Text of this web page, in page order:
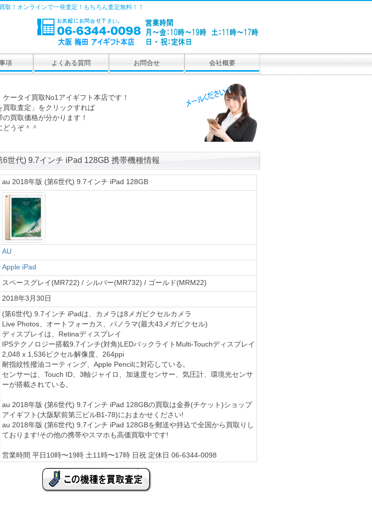
！オンラインで一発査定！もちろん査定無料！！
項 よくある質問 お問合せ 会社概要
ータイ買取No1アイギフト本店です！
取査定」をクリックすれば
買取価格が分かります！
うぞ＾＾
6世代) 9.7インチ iPad 128GB 携帯機種情報
au 2018年版 (第6世代) 9.7インチ iPad 128GB
AU
Apple iPad
スペースグレイ(MR722) / シルバー(MR732) / ゴールド(MRM22)
2018年3月30日
(第6世代) 9.7インチ iPadは、カメラは8メガピクセルカメラ
Live Photos、オートフォーカス、パノラマ(最大43メガピクセル)
ディスプレイは、Retinaディスプレイ
IPSテクノロジー搭載9.7インチ(対角)LEDバックライトMulti-Touchディスプレイ
2,048 x 1,536ピクセル解像度、264ppi
耐指紋性撥油コーティング、Apple Pencilに対応している。
センサーは、Touch ID、3軸ジャイロ、加速度センサー、気圧計、環境光センサ
ーが搭載されている。
au 2018年版 (第6世代) 9.7インチ iPad 128GBの買取は金券(チケット)ショップ
アイギフト(大阪駅前第三ビルB1-78)におまかせください!
au 2018年版 (第6世代) 9.7インチ iPad 128GBを郵送や持込で全国から買取りし
ております!その他の携帯やスマホも高価買取中です!
営業時間 平日10時〜19時 土11時〜17時 日祝 定休日 06-6344-0098